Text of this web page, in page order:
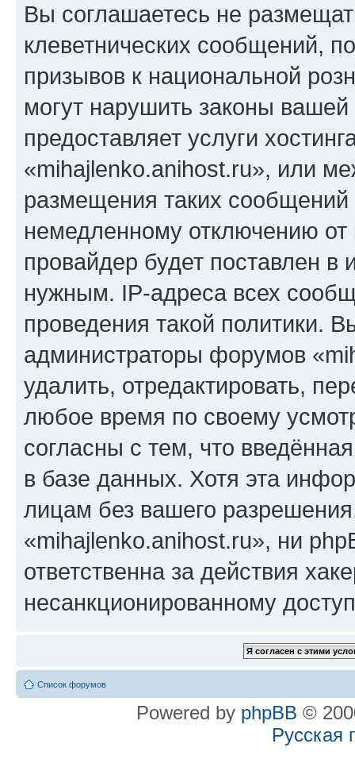
Вы соглашаетесь не
клеветнических сообщений,
призывов к национальной
могут нарушить законы
предоставляет услуги
«mihajlenko.anihost.ru», или
размещения таких
немедленному отключению
провайдер будет поставлен в
нужным. IP-адреса всех
проведения такой политики.
администраторы форумов
удалить, отредактировать,
любое время по своему
согласны с тем, что
в базе данных. Хотя эта
лицам без вашего
«mihajlenko.anihost.ru», ни
ответственна за действия
несанкционированному
Список форумов
Powered by phpBB ©
Русская